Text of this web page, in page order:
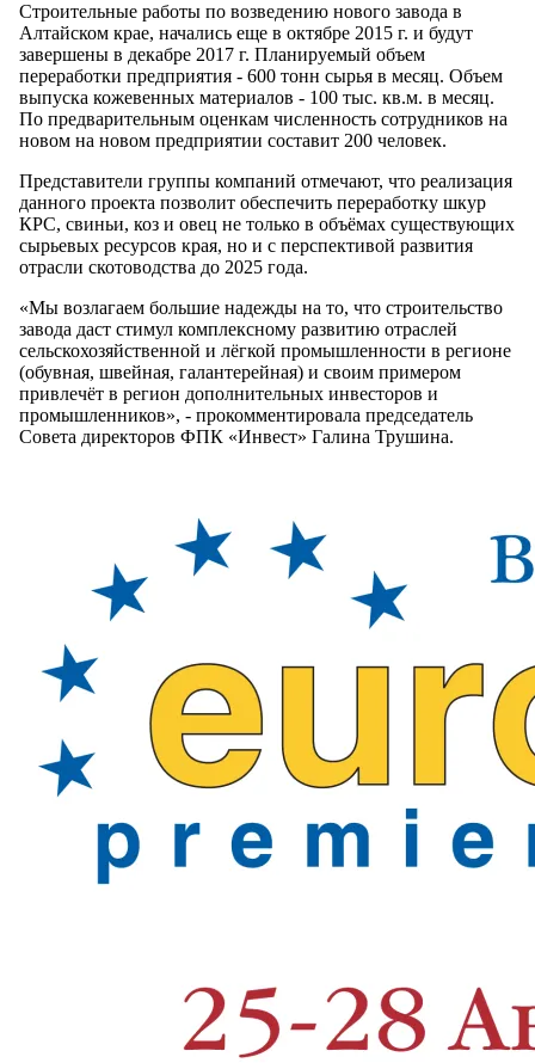
Строительные работы по возведению нового завода в
Алтайском крае, начались еще в октябре 2015 г. и будут
завершены в декабре 2017 г. Планируемый объем
переработки предприятия - 600 тонн сырья в месяц. Объем
выпуска кожевенных материалов - 100 тыс. кв.м. в месяц.
По предварительным оценкам численность сотрудников на
новом на новом предприятии составит 200 человек.
Представители группы компаний отмечают, что реализация
данного проекта позволит обеспечить переработку шкур
КРС, свиньи, коз и овец не только в объёмах существующих
сырьевых ресурсов края, но и с перспективой развития
отрасли скотоводства до 2025 года.
«Мы возлагаем большие надежды на то, что строительство
завода даст стимул комплексному развитию отраслей
сельскохозяйственной и лёгкой промышленности в регионе
(обувная, швейная, галантерейная) и своим примером
привлечёт в регион дополнительных инвесторов и
промышленников», - прокомментировала председатель
Совета директоров ФПК «Инвест» Галина Трушина.